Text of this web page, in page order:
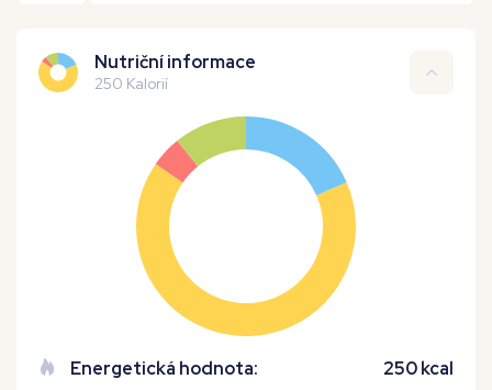
Nutriční informace
250 Kalorií
Energetická hodnota: 250 kcal